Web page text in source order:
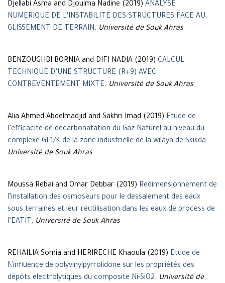
Djellabi Asma and Djouima Nadine (2019) ANALYSE
NUMERIQUE DE L’INSTABILITE DES STRUCTURES FACE AU
GLISSEMENT DE TERRAIN. Université de Souk Ahras
BENZOUGHBI BORNIA and DIFI NADIA (2019) CALCUL
TECHNIQUE D’UNE STRUCTURE (R+9) AVEC
CONTREVENTEMENT MIXTE. Université de Souk Ahras
Alia Ahmed Abdelmadjid and Sakhri Imad (2019) Etude de
l’efficacité de décarbonatation du Gaz Naturel au niveau du
complexe GL1/K de la zone industrielle de la wilaya de Skikda..
Université de Souk Ahras
Moussa Rebai and Omar Debbar (2019) Redimensionnement de
l’installation des osmoseurs pour le dessalement des eaux
sous terraines et leur réutilisation dans les eaux de process de
l’EATIT . Université de Souk Ahras
REHAILIA Somia and HERIRECHE Khaoula (2019) Etude de
l\'influence de polyvinylpyrrolidone sur les propriétés des
dépôts électrolytiques du composite Ni-SiO2. Université de